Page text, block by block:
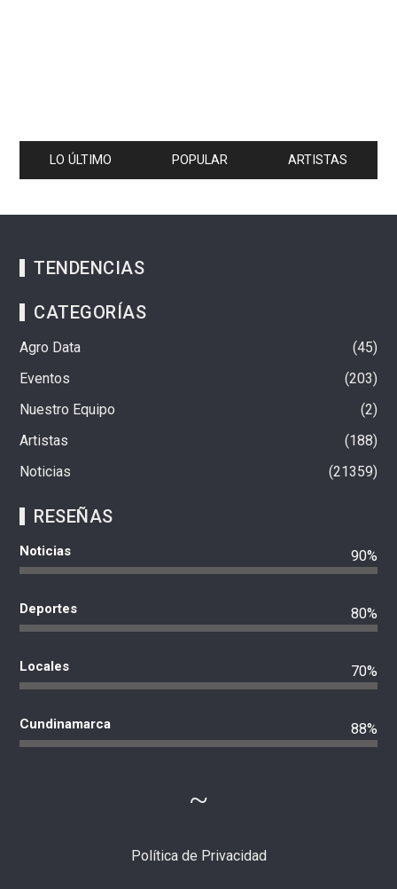
LO ÚLTIMO POPULAR ARTISTAS
TENDENCIAS
CATEGORÍAS
Agro Data
45
Eventos
203
Nuestro Equipo
2
Artistas
188
Noticias
21359
RESEÑAS
Noticias 90%
Deportes 80%
Locales 70%
Cundinamarca 88%
Política de Privacidad